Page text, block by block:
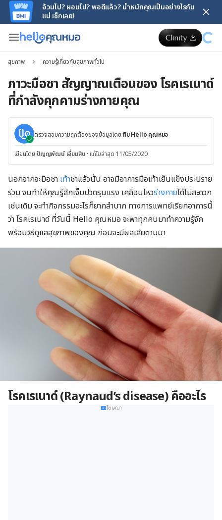
อ้วนไป? ผอมไป? พอดีแล้ว? น้ำหนักคุณเป็นอย่างไรกัน
แน่ เช็กเลย!
สุขภาพ ความรู้เกี่ยวกับสุขภาพทั่วไป
ภาวะมือชา สัญญาณเตือนของ โรคเรเนาด์
ที่กำลังคุกคามร่างกายคุณ
ตรวจสอบความถูกต้องของข้อมูลโดย ทีม Hello คุณหมอ
เขียนโดย ปัญญพัฒน์ เอี่ยมสิน · แก้ไขล่าสุด 11/05/2020
นอกจากจะมือชา เท้าชาแล้วนั้น อาจมีอาการมือเท้าเย็นแข็งประปราย
ร่วม จนทำให้คุณรู้สึกเจ็บปวดรุนแรง เคลื่อนไหวร่างกายได้ไม่สะดวก
เช่นเดิม จะทำกิจกรรมอะไรก็ยากลำบาก ทางการแพทย์เรียกอาการนี้
ว่า โรคเรเนาด์ ที่วันนี้ Hello คุณหมอ จะพาทุกคนมาทำความรู้จัก
พร้อมวิธีดูแลสุขภาพของคุณ ก่อนจะมีผลเสียตามมา
โรคเรเนาด์ (Raynaud’s disease) คืออะไร
โฆษณา